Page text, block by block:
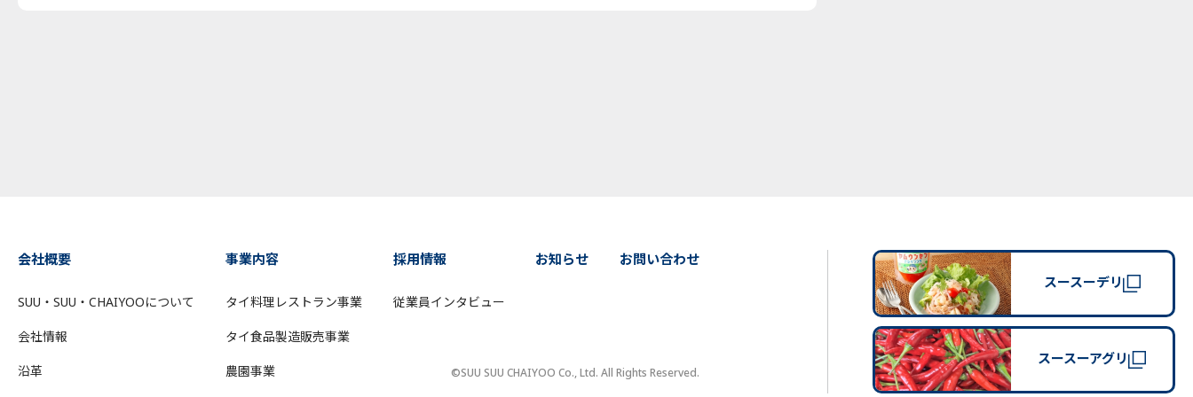
会社概要
SUU・SUU・CHAIYOOについて
会社情報
沿革
事業内容
タイ料理レストラン事業
タイ食品製造販売事業
農園事業
採用情報
従業員インタビュー
お知らせ お問い合わせ
©SUU SUU CHAIYOO Co., Ltd. All Rights Reserved.
スースーデリ
スースーアグリ